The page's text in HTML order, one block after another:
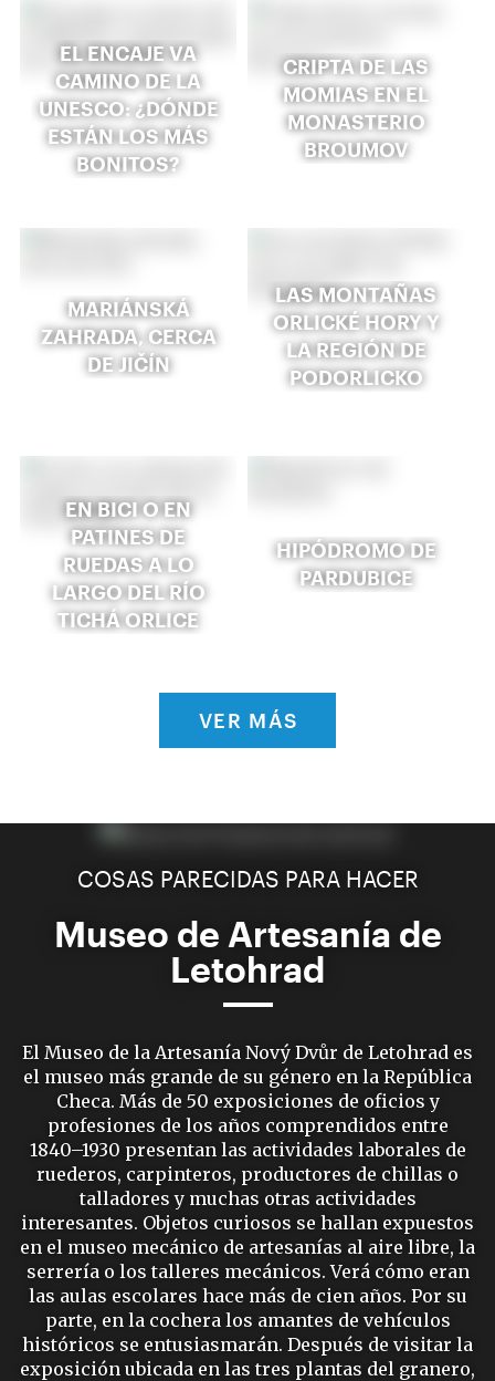
EL ENCAJE VA
CAMINO DE LA
UNESCO: ¿DÓNDE
ESTÁN LOS MÁS
BONITOS?
CRIPTA DE LAS
MOMIAS EN EL
MONASTERIO
BROUMOV
MARIÁNSKÁ
ZAHRADA, CERCA
DE JIČÍN
LAS MONTAÑAS
ORLICKÉ HORY Y
LA REGIÓN DE
PODORLICKO
EN BICI O EN
PATINES DE
RUEDAS A LO
LARGO DEL RÍO
TICHÁ ORLICE
HIPÓDROMO DE
PARDUBICE
VER MÁS
COSAS PARECIDAS PARA HACER
Museo de Artesanía de
Letohrad
El Museo de la Artesanía Nový Dvůr de Letohrad es
el museo más grande de su género en la República
Checa. Más de 50 exposiciones de oficios y
profesiones de los años comprendidos entre
1840–1930 presentan las actividades laborales de
ruederos, carpinteros, productores de chillas o
talladores y muchas otras actividades
interesantes. Objetos curiosos se hallan expuestos
en el museo mecánico de artesanías al aire libre, la
serrería o los talleres mecánicos. Verá cómo eran
las aulas escolares hace más de cien años. Por su
parte, en la cochera los amantes de vehículos
históricos se entusiasmarán. Después de visitar la
exposición ubicada en las tres plantas del granero,